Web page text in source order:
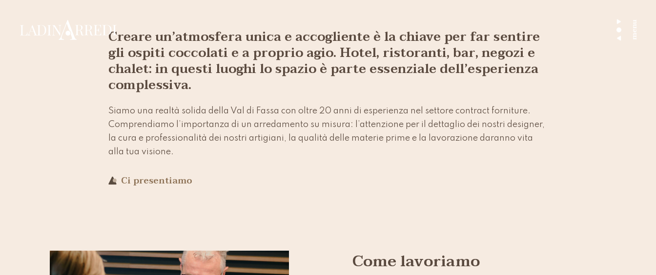
menu
Creare un’atmosfera unica e accogliente è la chiave per far sentire
gli ospiti coccolati e a proprio agio. Hotel, ristoranti, bar, negozi e
chalet: in questi luoghi lo spazio è parte essenziale dell’esperienza
complessiva.
Siamo una realtà solida della Val di Fassa con oltre 20 anni di esperienza nel settore contract forniture.
Comprendiamo l’importanza di un arredamento su misura: l’attenzione per il dettaglio dei nostri designer,
la cura e professionalità dei nostri artigiani, la qualità delle materie prime e la lavorazione daranno vita
alla tua visione.
Ci presentiamo
Come lavoriamo